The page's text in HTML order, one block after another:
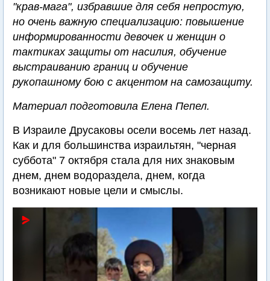
"крав-мага", избравшие для себя непростую,
но очень важную специализацию: повышение
информированности девочек и женщин о
тактиках защиты от насилия, обучение
выстраиванию границ и обучение
рукопашному бою с акцентом на самозащиту.
Материал подготовила Елена Пепел.
В Израиле Друсаковы осели восемь лет назад.
Как и для большинства израильтян, "черная
суббота" 7 октября стала для них знаковым
днем, днем водораздела, днем, когда
возникают новые цели и смыслы.